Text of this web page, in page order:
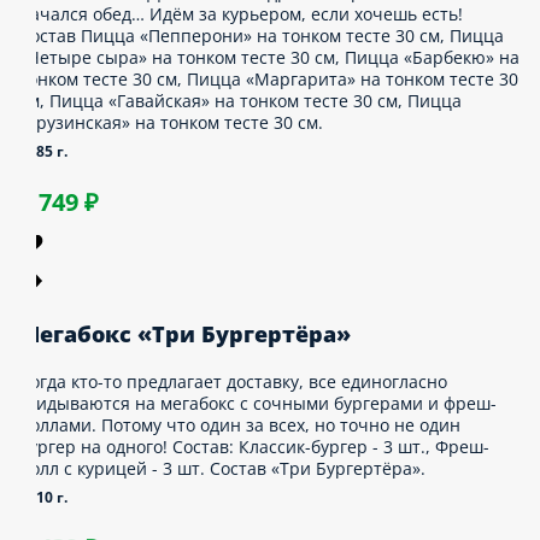
— центр Вселенной, то… Не будем тебя
Главное, чтобы в этой бесконечной
и пустоте космоса вокруг тебя вращались
и грибы» 30 см, Пицца «Пепперони»
30 см, Пицца «Четыре сезона» на
тесте 30 см, Пицца «Маргарита» на
тесте 30 см, Пицца «Грузинскaя» на
тесте 30 см, Пицца «Фермерская» на
тесте 30 см.
г.
659 ₽